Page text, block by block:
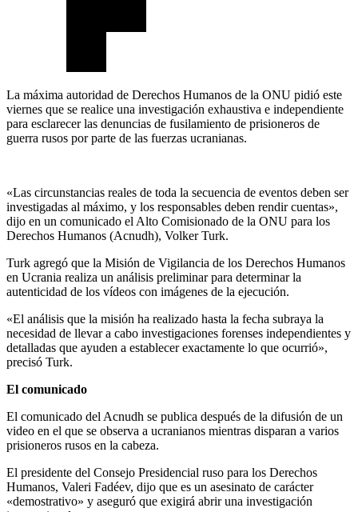
La máxima autoridad de Derechos Humanos de la ONU pidió este
viernes que se realice una investigación exhaustiva e independiente
para esclarecer las denuncias de fusilamiento de prisioneros de
guerra rusos por parte de las fuerzas ucranianas.
«Las circunstancias reales de toda la secuencia de eventos deben ser
investigadas al máximo, y los responsables deben rendir cuentas»,
dijo en un comunicado el Alto Comisionado de la ONU para los
Derechos Humanos (Acnudh), Volker Turk.
Turk agregó que la Misión de Vigilancia de los Derechos Humanos
en Ucrania realiza un análisis preliminar para determinar la
autenticidad de los vídeos con imágenes de la ejecución.
«El análisis que la misión ha realizado hasta la fecha subraya la
necesidad de llevar a cabo investigaciones forenses independientes y
detalladas que ayuden a establecer exactamente lo que ocurrió»,
precisó Turk.
El comunicado
El comunicado del Acnudh se publica después de la difusión de un
video en el que se observa a ucranianos mientras disparan a varios
prisioneros rusos en la cabeza.
El presidente del Consejo Presidencial ruso para los Derechos
Humanos, Valeri Fadéev, dijo que es un asesinato de carácter
«demostrativo» y aseguró que exigirá abrir una investigación